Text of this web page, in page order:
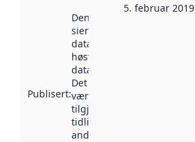
Publisert:
Denne datoen
sier når
datasettet ble
høstet av
data.norge.no.
Det kan ha
vært
tilgjengelig
tidligere
andre steder.
5. februar 2019